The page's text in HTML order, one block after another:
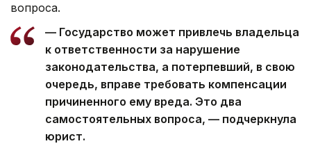
вопроса.
— Государство может привлечь владельца
к ответственности за нарушение
законодательства, а потерпевший, в свою
очередь, вправе требовать компенсации
причиненного ему вреда. Это два
самостоятельных вопроса, — подчеркнула
юрист.